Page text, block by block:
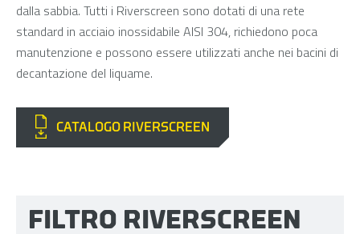
dalla sabbia. Tutti i Riverscreen sono dotati di una rete
standard in acciaio inossidabile AISI 304, richiedono poca
manutenzione e possono essere utilizzati anche nei bacini di
decantazione del liquame.
CATALOGO RIVERSCREEN
FILTRO RIVERSCREEN